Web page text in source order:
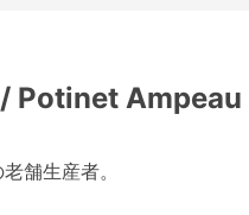
Potinet Ampeau
舗生産者。